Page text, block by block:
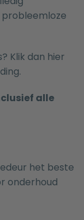
Klik dan hier
alle
het beste
onderhoud